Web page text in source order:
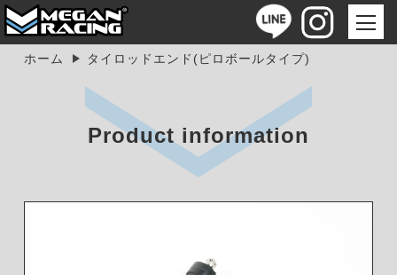
ホーム タイロッドエンド(ピロボールタイプ)
Product information